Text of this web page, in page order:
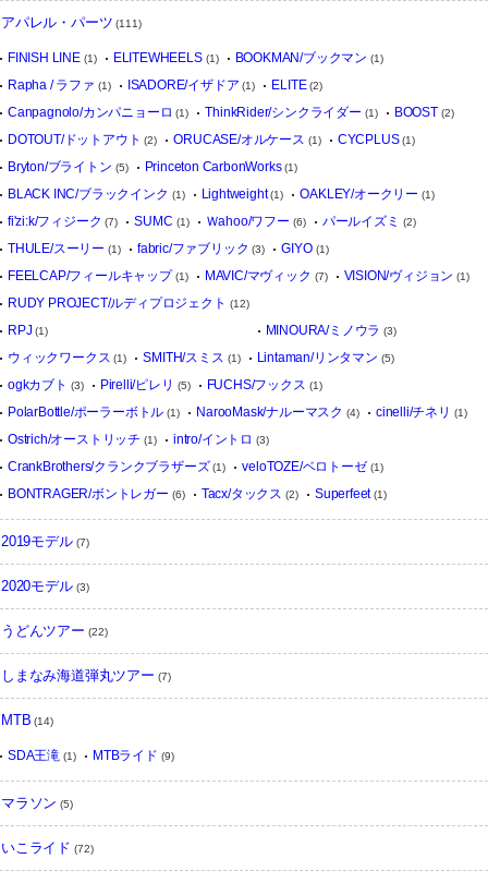
アパレル・パーツ (111)
FINISH LINE (1) ELITEWHEELS(1) BOOKMAN/ブックマン (1)
Rapha / ラファ (1) ISADORE/イザドア (1) ELITE (2)
Canpagnolo/カンパニョーロ (1) ThinkRider/シンクライダー (1) BOOST (2)
DOTOUT/ドットアウト (2) ORUCASE/オルケース (1) CYCPLUS(1)
Bryton/ブライトン (5) Princeton CarbonWorks(1)
BLACK INC/ブラックインク (1) Lightweight(1) OAKLEY/オークリー (1)
fi'zi:k/フィジーク (7) SUMC (1) Ｗahoo/ワフー (6) パールイズミ (2)
THULE/スーリー (1) fabric/ファブリック (3) GIYO(1)
FEELCAP/フィールキャップ(1) MAVIC/マヴィック (7) VISION/ヴィジョン (1)
RUDY PROJECT/ルディプロジェクト (12)
RPJ(1) MINOURA/ミノウラ (3)
ウィックワークス (1) SMITH/スミス (1) Lintaman/リンタマン (5)
ogkカブト (3) Pirelli/ピレリ (5) FUCHS/フックス (1)
PolarBottle/ポーラーボトル (1) NarooMask/ナルーマスク (4) cinelli/チネリ (1)
Ostrich/オーストリッチ (1) intro/イントロ (3)
CrankBrothers/クランクブラザーズ (1) veloTOZE/ベロトーゼ(1)
BONTRAGER/ボントレガー (6) Tacx/タックス (2) Superfeet(1)
2019モデル(7)
2020モデル(3)
うどんツアー (22)
しまなみ海道弾丸ツアー (7)
MTB (14)
SDA王滝 (1) MTBライド (9)
マラソン (5)
いこライド (72)